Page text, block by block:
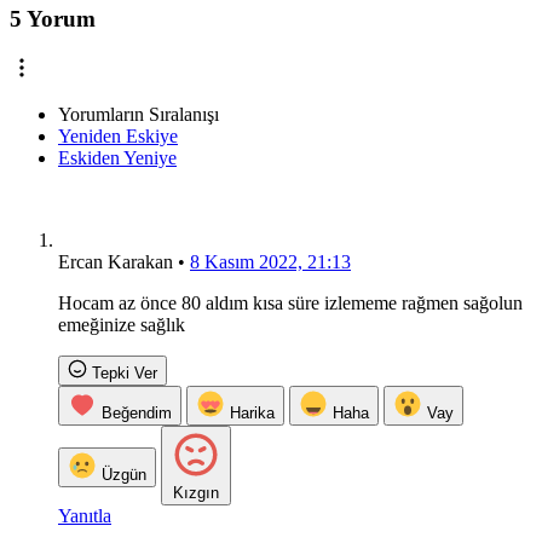
5 Yorum
Yorumların Sıralanışı
Yeniden Eskiye
Eskiden Yeniye
Ercan Karakan • 8 Kasım 2022, 21:13
Hocam az önce 80 aldım kısa süre izlememe rağmen sağolun
emeğinize sağlık
Tepki Ver
Beğendim Harika Haha Vay
Üzgün
Kızgın
Yanıtla